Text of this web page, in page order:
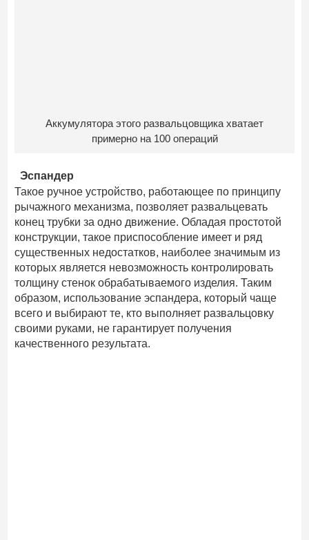
Аккумулятора этого развальцовщика хватает
примерно на 100 операций
Эспандер
Такое ручное устройство, работающее по принципу
рычажного механизма, позволяет развальцевать
конец трубки за одно движение. Обладая простотой
конструкции, такое приспособление имеет и ряд
существенных недостатков, наиболее значимым из
которых является невозможность контролировать
толщину стенок обрабатываемого изделия. Таким
образом, использование эспандера, который чаще
всего и выбирают те, кто выполняет развальцовку
своими руками, не гарантирует получения
качественного результата.